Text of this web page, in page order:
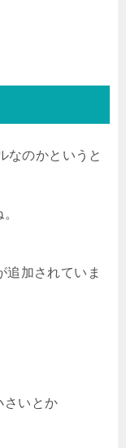
なのかというと
追加されていま
さいとか